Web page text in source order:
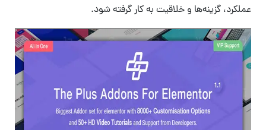
عملکرد، گزینه‌ها و خلاقیت به کار گرفته شود.